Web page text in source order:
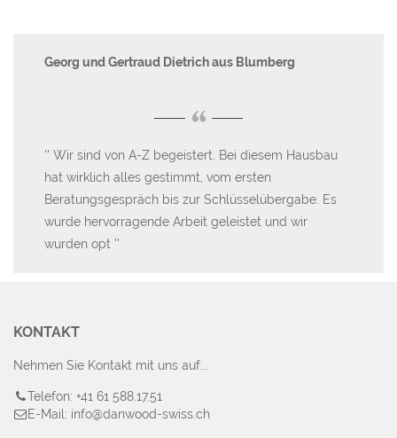
Georg und Gertraud Dietrich aus Blumberg
“
Wir sind von A-Z begeistert. Bei diesem Hausbau
hat wirklich alles gestimmt, vom ersten
Beratungsgespräch bis zur Schlüsselübergabe. Es
wurde hervorragende Arbeit geleistet und wir
wurden opt
KONTAKT
Nehmen Sie Kontakt mit uns auf...
Telefon: +41 61 588.17.51
E-Mail: info@danwood-swiss.ch